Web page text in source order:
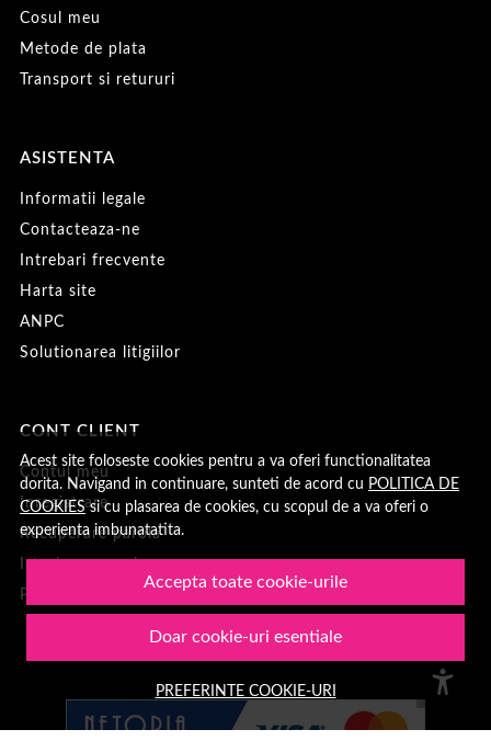
Acest site foloseste cookies pentru a va oferi functionalitatea
dorita. Navigand in continuare, sunteti de acord cu POLITICA DE
COOKIESsi cu plasarea de cookies, cu scopul de a va oferi o
experienta imbunatatita.
Accepta toate cookie-urile
Doar cookie-uri esentiale
PREFERINTE COOKIE-URI
Cosul meu
Metode de plata
Transport si retururi
ASISTENTA
Informatii legale
Contacteaza-ne
Intrebari frecvente
Harta site
ANPC
Solutionarea litigiilor
CONT CLIENT
Contul meu
Inregistrare
Recuperare parola
Produse favorite